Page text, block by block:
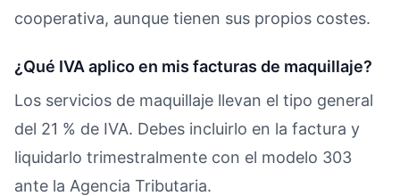
cooperativa, aunque tienen sus propios costes.
¿Qué IVA aplico en mis facturas de maquillaje?
Los servicios de maquillaje llevan el tipo general
del 21 % de IVA. Debes incluirlo en la factura y
liquidarlo trimestralmente con el modelo 303
ante la Agencia Tributaria.